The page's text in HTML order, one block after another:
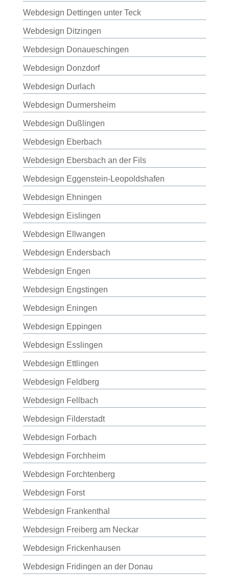
Webdesign Dettingen unter Teck
Webdesign Ditzingen
Webdesign Donaueschingen
Webdesign Donzdorf
Webdesign Durlach
Webdesign Durmersheim
Webdesign Dußlingen
Webdesign Eberbach
Webdesign Ebersbach an der Fils
Webdesign Eggenstein-Leopoldshafen
Webdesign Ehningen
Webdesign Eislingen
Webdesign Ellwangen
Webdesign Endersbach
Webdesign Engen
Webdesign Engstingen
Webdesign Eningen
Webdesign Eppingen
Webdesign Esslingen
Webdesign Ettlingen
Webdesign Feldberg
Webdesign Fellbach
Webdesign Filderstadt
Webdesign Forbach
Webdesign Forchheim
Webdesign Forchtenberg
Webdesign Forst
Webdesign Frankenthal
Webdesign Freiberg am Neckar
Webdesign Frickenhausen
Webdesign Fridingen an der Donau